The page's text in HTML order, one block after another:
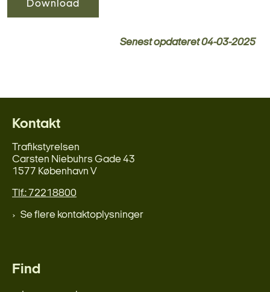
Download
Senest opdateret04-03-2025
Kontakt
Trafikstyrelsen
Carsten Niebuhrs Gade 43
1577 København V
Tlf.: 72218800
Se flere kontaktoplysninger
Find